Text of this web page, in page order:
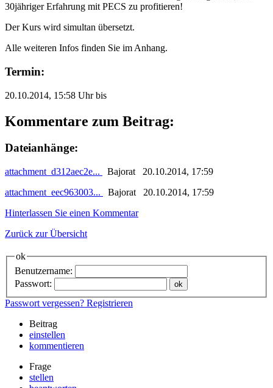
30jähriger Erfahrung mit PECS zu profitieren!
Der Kurs wird simultan übersetzt.
Alle weiteren Infos finden Sie im Anhang.
Termin:
20.10.2014, 15:58 Uhr bis
Kommentare zum Beitrag:
Dateianhänge:
attachment_d312aec2e...
Bajorat 20.10.2014, 17:59
attachment_eec963003...
Bajorat 20.10.2014, 17:59
Hinterlassen Sie einen Kommentar
Zurück zur Übersicht
ok
Benutzername:
Passwort:
Passwort vergessen? Registrieren
Beitrag
einstellen
kommentieren
Frage
stellen